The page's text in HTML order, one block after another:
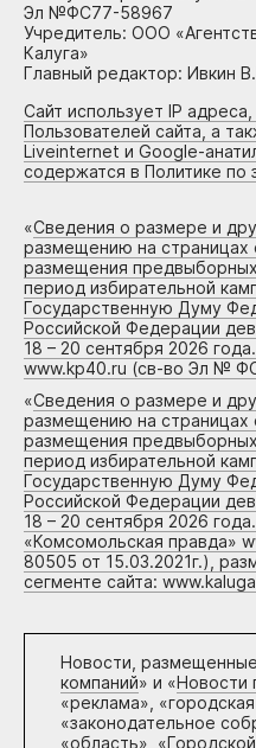
Эл №ФС77-58967
Учредитель: ООО
Калуга»
Главный редактор: Ивкин
Сайт использует IP
Пользователей сайта, а
Liveinternet и Google-
содержатся в Политике по
«Сведения о размере и
размещению на страницах
размещения
период избирательной
Государственную Думу
Российской Федерации
18 – 20 сентября 2026
www.kp40.ru (св-во Эл №
«Сведения о размере и
размещению на страницах
размещения
период избирательной
Государственную Думу
Российской Федерации
18 – 20 сентября 2026
«Комсомольская правда»
80505 от 15.03.2021г.),
сегменте сайта:
Новости,
компаний» и «Новости
«реклама»,
«законодательное
«область»,